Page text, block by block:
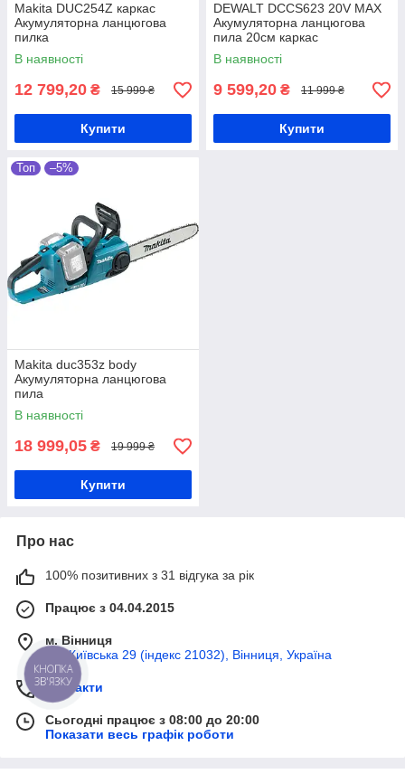
Makita DUC254Z каркас
Акумуляторна ланцюгова
пилка
В наявності
12 799,20 ₴ 15 999 ₴
Купити
DEWALT DCCS623 20V MAX
Акумуляторна ланцюгова
пила 20см каркас
В наявності
9 599,20 ₴ 11 999 ₴
Купити
Топ –5%
Makita duc353z body
Акумуляторна ланцюгова
пила
В наявності
18 999,05 ₴ 19 999 ₴
Купити
Про нас
100% позитивних з 31 відгука за рік
Працює з 04.04.2015
м. Вінниця
вул Київська 29 (індекс 21032), Вінниця, Україна
Контакти
Сьогодні працює з 08:00 до 20:00
Показати весь графік роботи
КНОПКА
ЗВ'ЯЗКУ